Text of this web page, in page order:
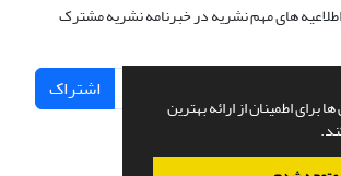
برای اطمینان از ارائه بهترین
اطلاعیه های مهم نشریه در خبرنامه نشریه مشترک
اشتراک